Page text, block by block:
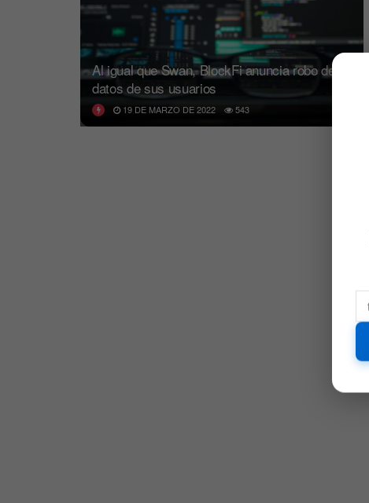
Al igual que Swan, BlockFi anuncia robo de
datos de sus usuarios
19 DE MARZO DE 2022 543